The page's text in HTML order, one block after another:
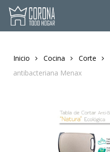
Skip
main
Inicio Cocina Corte
antibacteriana Menax